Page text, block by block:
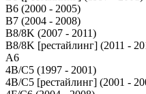
B6 (2000 - 2005)
B7 (2004 - 2008)
B8/8K (2007 - 2011)
B8/8K [рестайлинг] (2011 -
A6
4B/C5 (1997 - 2001)
4B/C5 [рестайлинг] (2001 -